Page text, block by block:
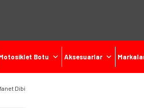
Botu Aksesuarlar
Dibi